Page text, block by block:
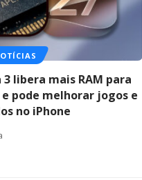
3 libera mais RAM para
pode melhorar jogos e
no iPhone